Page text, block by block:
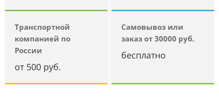
Транспортной
компанией по
России
от 500 руб.
Самовывоз или
заказ от 30000 руб.
бесплатно